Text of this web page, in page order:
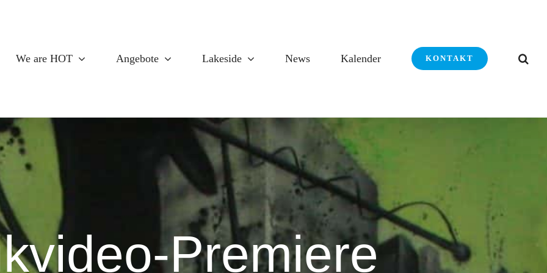
We are HOT Angebote Lakeside News Kalender KONTAKT
Premiere